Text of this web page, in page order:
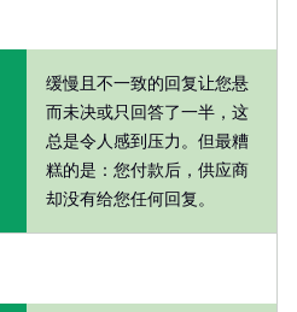
缓慢且不一致的回复让您悬
而未决或只回答了一半，这
总是令人感到压力。但最糟
糕的是：您付款后，供应商
却没有给您任何回复。